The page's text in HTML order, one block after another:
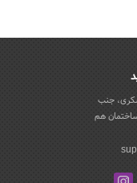
جنب
ساختمان هم